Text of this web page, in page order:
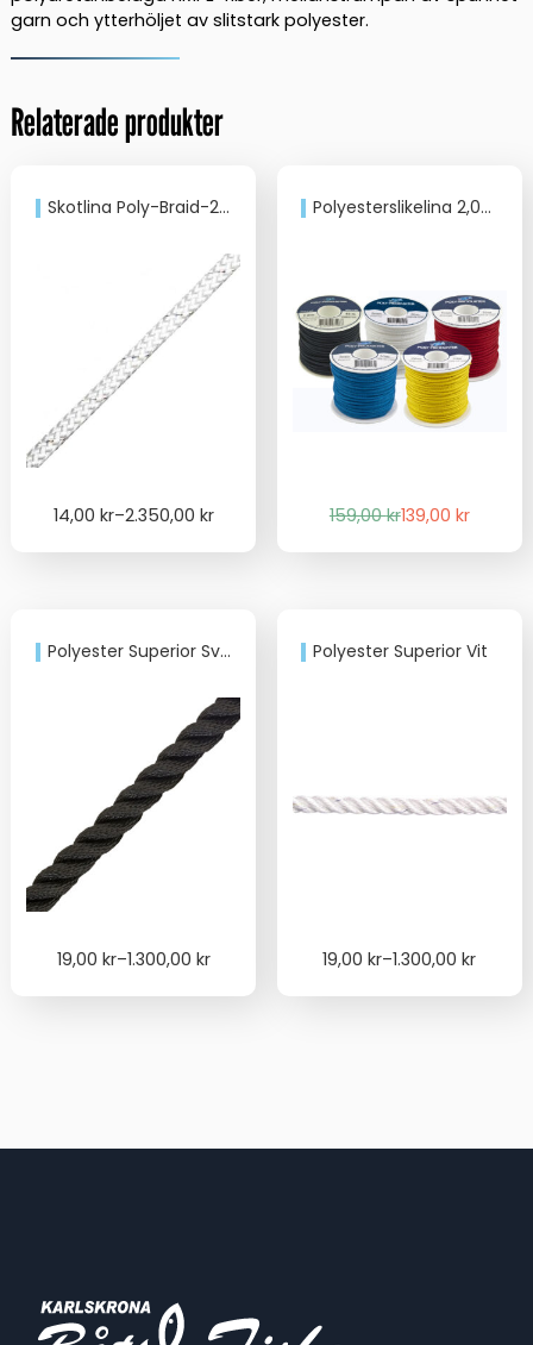
garn och ytterhöljet av slitstark polyester.
Relaterade produkter
Skotlina Poly-Braid-24 Vit
14,00 kr–2.350,00 kr
Price
Polyesterslikelina 2,0mm/50m
159,00krDet
139,00 kr
Det
Polyester Superior Svart
19,00 kr–1.300,00 kr
Price
Polyester Superior Vit
19,00kr–1.300,00kr
Price